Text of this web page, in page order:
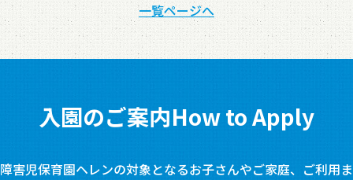
一覧ページへ
入園のご案内How to Apply
障害児保育園ヘレンの対象となるお子さんやご家庭、ご利用ま